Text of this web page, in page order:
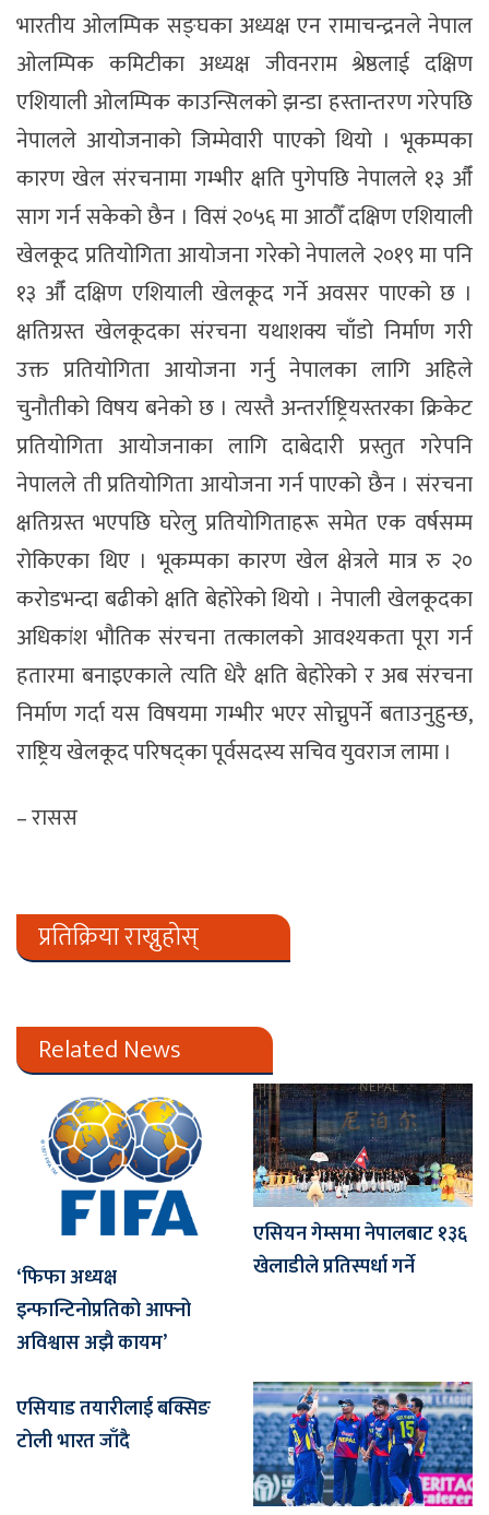
भारतीय ओलम्पिक सङ्घका अध्यक्ष एन रामाचन्द्रनले नेपाल
ओलम्पिक कमिटीका अध्यक्ष जीवनराम श्रेष्ठलाई दक्षिण
एशियाली ओलम्पिक काउन्सिलको झन्डा हस्तान्तरण गरेपछि
नेपालले आयोजनाको जिम्मेवारी पाएको थियो । भूकम्पका
कारण खेल संरचनामा गम्भीर क्षति पुगेपछि नेपालले १३ औँ
साग गर्न सकेको छैन । विसं २०५६ मा आठौँ दक्षिण एशियाली
खेलकूद प्रतियोगिता आयोजना गरेको नेपालले २०१९ मा पनि
१३ औँ दक्षिण एशियाली खेलकूद गर्ने अवसर पाएको छ ।
क्षतिग्रस्त खेलकूदका संरचना यथाशक्य चाँडो निर्माण गरी
उक्त प्रतियोगिता आयोजना गर्नु नेपालका लागि अहिले
चुनौतीको विषय बनेको छ । त्यस्तै अन्तर्राष्ट्रियस्तरका क्रिकेट
प्रतियोगिता आयोजनाका लागि दाबेदारी प्रस्तुत गरेपनि
नेपालले ती प्रतियोगिता आयोजना गर्न पाएको छैन । संरचना
क्षतिग्रस्त भएपछि घरेलु प्रतियोगिताहरू समेत एक वर्षसम्म
रोकिएका थिए । भूकम्पका कारण खेल क्षेत्रले मात्र रु २०
करोडभन्दा बढीको क्षति बेहोरेको थियो । नेपाली खेलकूदका
अधिकांश भौतिक संरचना तत्कालको आवश्यकता पूरा गर्न
हतारमा बनाइएकाले त्यति धेरै क्षति बेहोरेको र अब संरचना
निर्माण गर्दा यस विषयमा गम्भीर भएर सोच्नुपर्ने बताउनुहुन्छ,
राष्ट्रिय खेलकूद परिषद्का पूर्वसदस्य सचिव युवराज लामा ।
– रासस
प्रतिक्रिया राख्नुहोस्
Related News
‘फिफा अध्यक्ष
इन्फान्टिनोप्रतिको आफ्नो
अविश्वास अझै कायम’
एसियन गेम्समा नेपालबाट १३६
खेलाडीले प्रतिस्पर्धा गर्ने
एसियाड तयारीलाई बक्सिङ
टोली भारत जाँदै